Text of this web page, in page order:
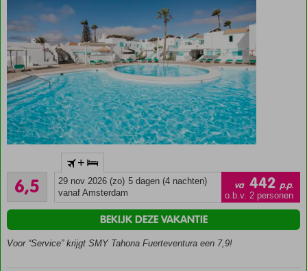
3 km
kamersuites
of 3-kamer
familiekamers
All
Buffetrestaurant
6,5
Ruim voldoende
8
beoordelingen
+
29 nov 2026 (zo) 5 dagen (4 nachten)
vanaf Amsterdam
va 442 p.p.
o.b.v. 2 personen
Voor “Service” krijgt SMY Tahona Fuerteventura een 7,9!
BEKIJK DEZE VAKANTIE